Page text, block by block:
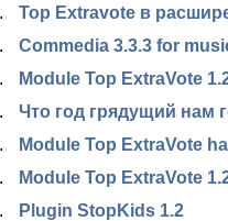
Top Extravote в
Commedia 3.3.3 for
Module Top ExtraVote
Что год грядущий нам
Module Top ExtraVote
Module Top ExtraVote
Plugin StopKids 1.2